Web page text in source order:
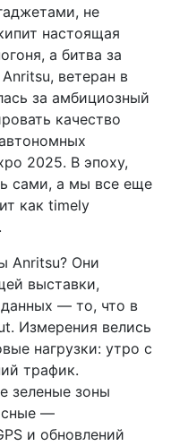
не
настоящая
а битва за
ветеран в
за амбициозный
качество
2025. В эпоху,
сами, а мы все еще
как timely
Anritsu? Они
выставки,
— то, что в
Измерения велись
нагрузки: утро с
трафик.
зеленые зоны
—
и обновлений